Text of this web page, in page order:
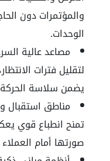
والمؤتمرات دون
الوحدات.
مصاعد عالية
لتقليل فترات
يضمن سلاسة الحركة
مناطق استقبال
تمنح انطباع قوي
صورتها أمام